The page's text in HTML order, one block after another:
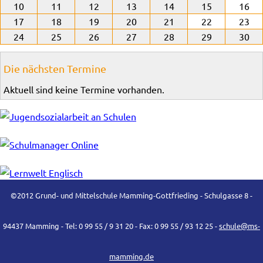
10
11 12 13 14 15
16
17
18 19 20 21 22
23
24
25 26 27 28 29 30
Die nächsten Termine
Aktuell sind keine Termine vorhanden.
©2012 Grund- und Mittelschule Mamming-Gottfrieding - Schulgasse 8 -
94437 Mamming - Tel: 0 99 55 / 9 31 20 - Fax: 0 99 55 / 93 12 25 -schule@ms-
mamming.de